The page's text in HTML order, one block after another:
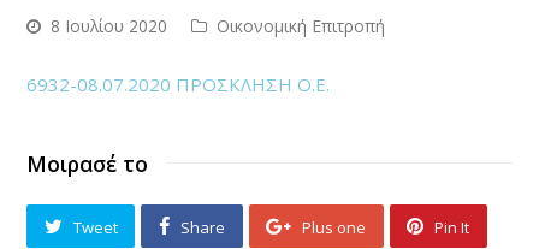
8 Ιουλίου 2020 Οικονομική Επιτροπή
6932-08.07.2020 ΠΡΟΣΚΛΗΣΗ Ο.Ε.
Μοιρασέ το
Tweet Share Plus one Pin It